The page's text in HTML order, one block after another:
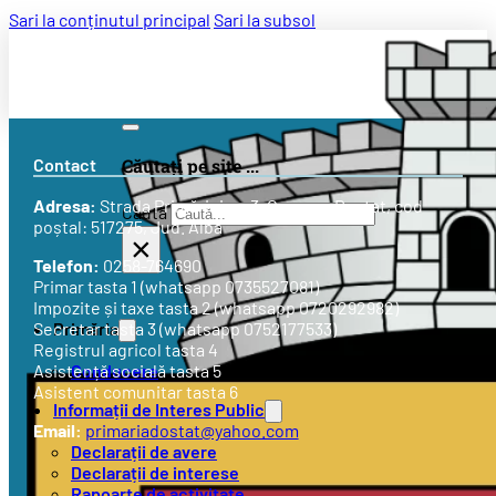
Sari la conținutul principal Sari la subsol
Căutați pe site ...
Caută
×
Primăria
Conducere
Informații de Interes Public
Declarații de avere
Declarații de interese
Contact
Adresa: StradaPrimăriei nr. 3, Comuna Doștat, cod
poștal: 517275, Jud. Alba
Telefon: 0258-764690
Primar tasta 1 (whatsapp 0735527081)
Impozite și taxe tasta 2 (whatsapp 0720292982)
Secretar tasta 3 (whatsapp 0752177533)
Registrul agricol tasta 4
Asistență socială tasta 5
Asistent comunitar tasta 6
Email: primariadostat@yahoo.com